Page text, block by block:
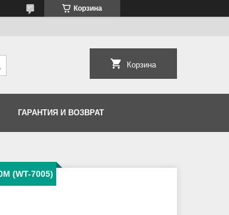
Корзина
Корзина
ГАРАНТИЯ И ВОЗВРАТ
(WT-7005)